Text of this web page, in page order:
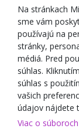
Zľavové kupóny
Blog
O predajcovi
Mimulo.sk
Obchodné
Ochrana
Kontakty
Spolupracujeme
Na stránkach
sme vám
používajú na
stránky,
médiá. Pred
súhlas.
súhlas s
vašich
údajov nájdete
Viac o